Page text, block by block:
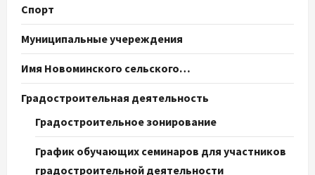
Спорт
Муниципальные учереждения
Имя Новоминского сельского…
Градостроительная деятельность
Градостроительное зонирование
График обучающих семинаров для участников
градостроительной деятельности